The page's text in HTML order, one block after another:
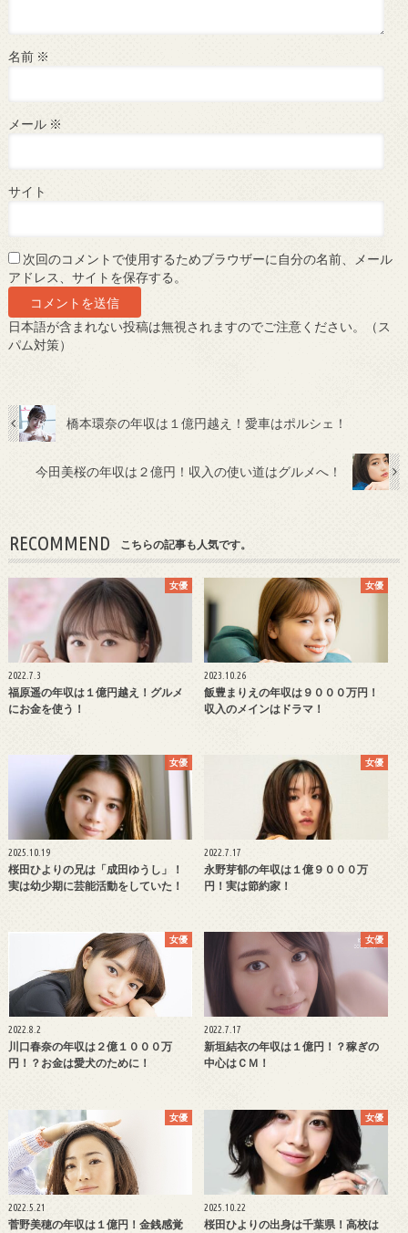
名前 ※
メール ※
サイト
次回のコメントで使用するためブラウザーに自分の名前、メール
アドレス、サイトを保存する。
日本語が含まれない投稿は無視されますのでご注意ください。（ス
パム対策）
橋本環奈の年収は１億円越え！愛車はポルシェ！
今田美桜の年収は２億円！収入の使い道はグルメへ！
RECOMMEND こちらの記事も人気です。
女優
2022.7.3
福原遥の年収は１億円越え！グルメ
にお金を使う！
女優
2023.10.26
飯豊まりえの年収は９０００万円！
収入のメインはドラマ！
女優
2025.10.19
桜田ひよりの兄は「成田ゆうし」！
実は幼少期に芸能活動をしていた！
女優
2022.7.17
永野芽郁の年収は１億９０００万
円！実は節約家！
女優
2022.8.2
川口春奈の年収は２億１０００万
円！？お金は愛犬のために！
女優
2022.7.17
新垣結衣の年収は１億円！？稼ぎの
中心はＣＭ！
女優
2022.5.21
菅野美穂の年収は１億円！金銭感覚
女優
2025.10.22
桜田ひよりの出身は千葉県！高校は